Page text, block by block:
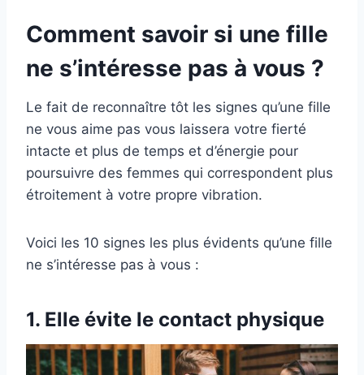
Comment savoir si une fille
ne s’intéresse pas à vous ?
Le fait de reconnaître tôt les signes qu’une fille
ne vous aime pas vous laissera votre fierté
intacte et plus de temps et d’énergie pour
poursuivre des femmes qui correspondent plus
étroitement à votre propre vibration.
Voici les 10 signes les plus évidents qu’une fille
ne s’intéresse pas à vous :
1. Elle évite le contact physique